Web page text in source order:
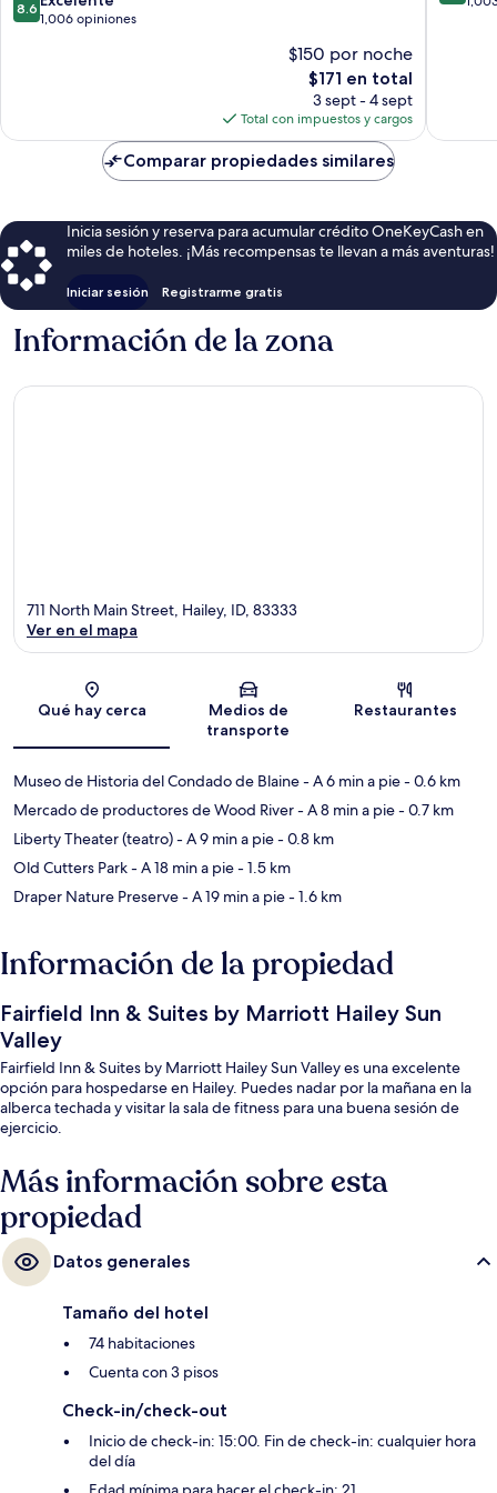
Hailey
de
8.6
1,006 opiniones
$150 por noche
El
precio
actual
es
de
$171
$171 en total
3 sept - 4 sept
Total con impuestos y cargos
Comparar propiedades similares
Inicia sesión y reserva para acumular crédito OneKeyCash en
miles de hoteles. ¡Más recompensas te llevan a más aventuras!
Iniciar sesión Registrarme gratis
Información de la zona
Sección del mapa
711 North Main Street, Hailey, ID, 83333
Ver en el mapa
Qué hay cerca
Medios de
transporte
Restaurantes
Museo de Historia del Condado de Blaine- A 6 min a pie- 0.6 km
Mercado de productores de Wood River- A 8 min a pie- 0.7 km
Liberty Theater (teatro)- A 9 min a pie- 0.8 km
Old Cutters Park- A 18 min a pie- 1.5 km
Draper Nature Preserve- A 19 min a pie- 1.6 km
Información de la propiedad
Fairfield Inn & Suites by Marriott Hailey Sun
Valley
Fairfield Inn & Suites by Marriott Hailey Sun Valley es una excelente
opción para hospedarse en Hailey. Puedes nadar por la mañana en la
alberca techada y visitar la sala de fitness para una buena sesión de
ejercicio.
Más información sobre esta
propiedad
Datos generales
Tamaño del hotel
74 habitaciones
Cuenta con 3 pisos
Check-in/check-out
Inicio de check-in: 15:00. Fin de check-in: cualquier hora
del día